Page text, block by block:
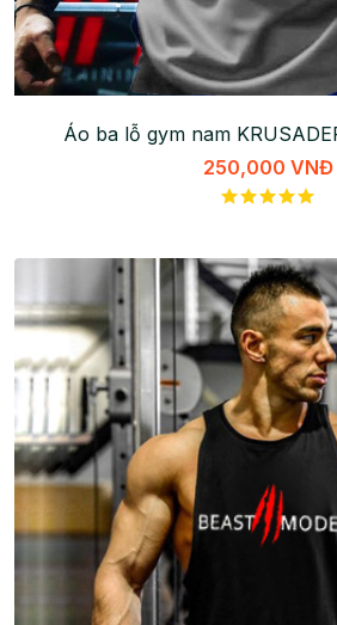
Áo ba lỗ gym nam
250,000 VNĐ